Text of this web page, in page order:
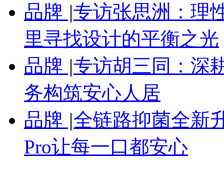
品牌 |专访张思洲：理
里寻找设计的平衡之光
品牌 |专访胡三同：深
务构筑安心人居
品牌 |全链路抑菌全新
Pro让每一口都安心